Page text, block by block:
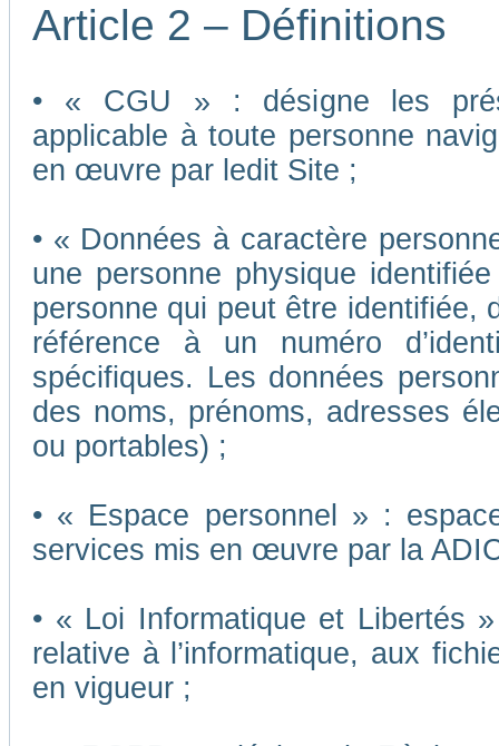
Article 2 – Définitions
• « CGU » : désigne les
applicable à toute personne
en œuvre par ledit Site ;
• « Données à caractère
une personne physique
personne qui peut être identifiée,
référence à un numéro
spécifiques. Les données
des noms, prénoms, adresses
ou portables) ;
• « Espace personnel » :
services mis en œuvre par la
• « Loi Informatique et Libertés
relative à l’informatique, aux
en vigueur ;